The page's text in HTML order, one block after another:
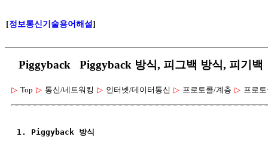
[정보통신기술용어해설]
Piggyback Piggyback 방식, 피그백 방식, 피기백
▷ Top ▷ 통신/네트워킹 ▷ 인터넷/데이터통신 ▷ 프로토콜/계층 ▷ 프로
1. Piggyback 방식